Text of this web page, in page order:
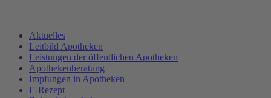
Aktuelles
Leitbild Apotheken
Leistungen der öffentlichen Apotheken
Apothekenberatung
Impfungen in Apotheken
E-Rezept